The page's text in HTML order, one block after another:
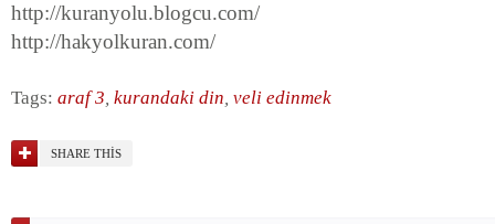
http://kuranyolu.blogcu.com/
http://hakyolkuran.com/
Tags: araf 3, kurandaki din, veli edinmek
SHARE THIS